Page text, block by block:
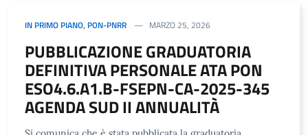
IN PRIMO PIANO, PON-PNRR MARZO 25, 2026
PUBBLICAZIONE GRADUATORIA
DEFINITIVA PERSONALE ATA PON
ESO4.6.A1.B-FSEPN-CA-2025-345
AGENDA SUD II ANNUALITÀ